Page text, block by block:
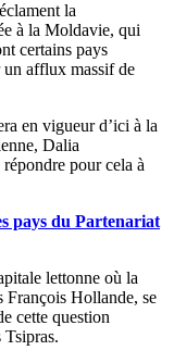
la
à la Moldavie, qui
certains pays
un afflux massif de
en vigueur d’ici à la
Dalia
pour cela à
pays du Partenariat
lettonne où la
François Hollande, se
cette question